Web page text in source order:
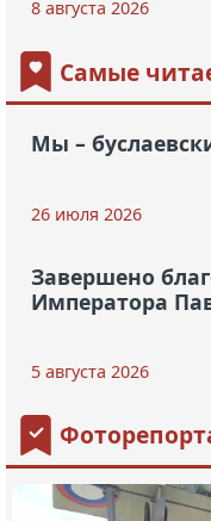
8 августа 2026
Самые
Мы –
26 июля 2026
Завершено
Императора
5 августа 2026